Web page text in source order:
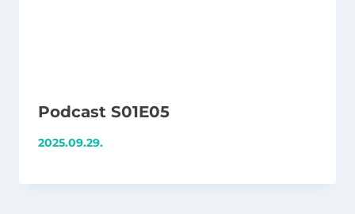
Podcast S01E05
2025.09.29.